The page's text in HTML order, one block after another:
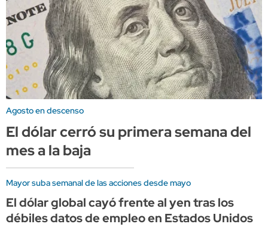
Agosto en descenso
El dólar cerró su primera semana del
mes a la baja
Mayor suba semanal de las acciones desde mayo
El dólar global cayó frente al yen tras los
débiles datos de empleo en Estados Unidos